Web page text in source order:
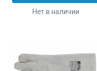
Нет в наличии